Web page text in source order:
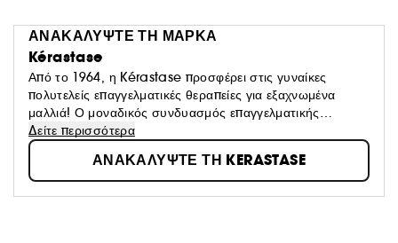
ΑΝΑΚΑΛΥΨΤΕ ΤΗ ΜΑΡΚΑ
Kérastase
Από το 1964, η Kérastase προσφέρει στις γυναίκες
πολυτελείς επαγγελματικές θεραπείες για εξαχνωμένα
μαλλιά! Ο μοναδικός συνδυασμός επαγγελματικής
τεχνογνωσίας κομμωτικής και το καλύτερο της L'Oréal
Advanced Research, επιτρέπει σε κάθε γυναίκα να
προσφέρει ένα προσαρμοσμένο πρωτόκολλο θεραπείας
που θα της δώσει μια μοναδική εμπειρία και θα
αποκαλύψει όλη τη λάμψη των μαλλιών της.
Δείτε περισσότερα
ΑΝΑΚΑΛΥΨΤΕ ΤΗ KERASTASE